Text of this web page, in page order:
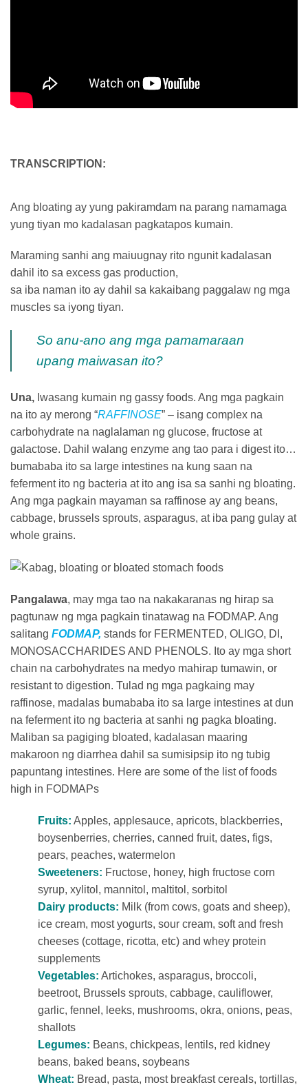
TRANSCRIPTION:
Ang bloating ay yung pakiramdam na parang namamaga
yung tiyan mo kadalasan pagkatapos kumain.
Maraming sanhi ang maiuugnay rito ngunit kadalasan
dahil ito sa excess gas production,
sa iba naman ito ay dahil sa kakaibang paggalaw ng mga
muscles sa iyong tiyan.
So anu-ano ang mga pamamaraan
upang maiwasan ito?
Una, Iwasang kumain ng gassy foods. Ang mga pagkain
na ito ay merong “RAFFINOSE” – isang complex na
carbohydrate na naglalaman ng glucose, fructose at
galactose. Dahil walang enzyme ang tao para i digest ito…
bumababa ito sa large intestines na kung saan na
feferment ito ng bacteria at ito ang isa sa sanhi ng bloating.
Ang mga pagkain mayaman sa raffinose ay ang beans,
cabbage, brussels sprouts, asparagus, at iba pang gulay at
whole grains.
Pangalawa, may mga tao na nakakaranas ng hirap sa
pagtunaw ng mga pagkain tinatawag na FODMAP. Ang
salitang FODMAP, stands for FERMENTED, OLIGO, DI,
MONOSACCHARIDES AND PHENOLS. Ito ay mga short
chain na carbohydrates na medyo mahirap tumawin, or
resistant to digestion. Tulad ng mga pagkaing may
raffinose, madalas bumababa ito sa large intestines at dun
na feferment ito ng bacteria at sanhi ng pagka bloating.
Maliban sa pagiging bloated, kadalasan maaring
makaroon ng diarrhea dahil sa sumisipsip ito ng tubig
papuntang intestines. Here are some of the list of foods
high in FODMAPs
Fruits: Apples, applesauce, apricots, blackberries,
boysenberries, cherries, canned fruit, dates, figs,
pears, peaches, watermelon
Sweeteners: Fructose, honey, high fructose corn
syrup, xylitol, mannitol, maltitol, sorbitol
Dairy products: Milk (from cows, goats and sheep),
ice cream, most yogurts, sour cream, soft and fresh
cheeses (cottage, ricotta, etc) and whey protein
supplements
Vegetables: Artichokes, asparagus, broccoli,
beetroot, Brussels sprouts, cabbage, cauliflower,
garlic, fennel, leeks, mushrooms, okra, onions, peas,
shallots
Legumes: Beans, chickpeas, lentils, red kidney
beans, baked beans, soybeans
Wheat: Bread, pasta, most breakfast cereals, tortillas,